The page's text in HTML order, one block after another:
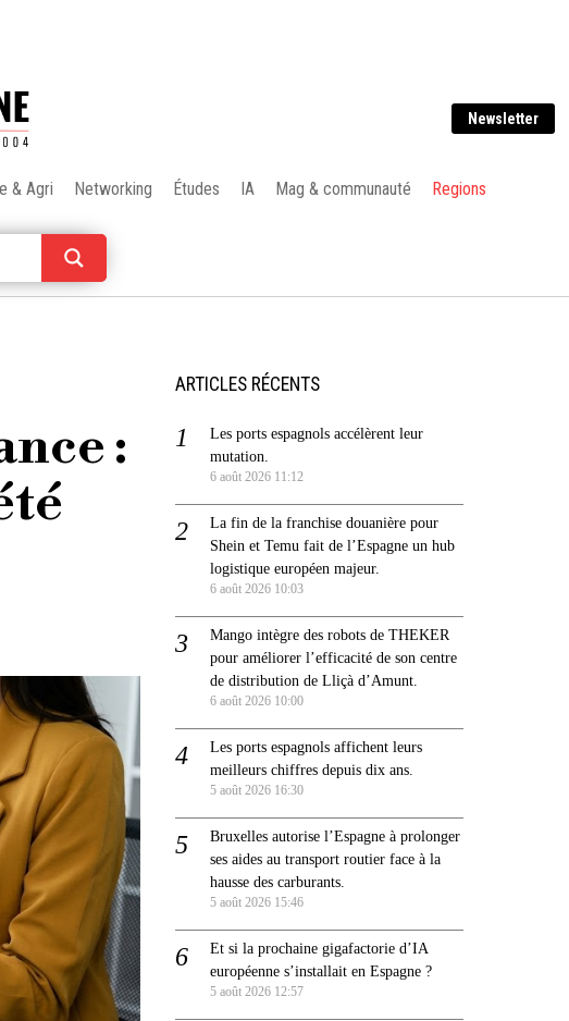
Newsletter
& Agri Networking Études IA Mag & communauté Regions
:
ARTICLES RÉCENTS
Les ports espagnols accélèrent leur
mutation.
6 août 2026 11:12
La fin de la franchise douanière pour
Shein et Temu fait de l’Espagne un hub
logistique européen majeur.
6 août 2026 10:03
Mango intègre des robots de THEKER
pour améliorer l’efficacité de son centre
de distribution de Lliçà d’Amunt.
6 août 2026 10:00
Les ports espagnols affichent leurs
meilleurs chiffres depuis dix ans.
5 août 2026 16:30
Bruxelles autorise l’Espagne à prolonger
ses aides au transport routier face à la
hausse des carburants.
5 août 2026 15:46
Et si la prochaine gigafactorie d’IA
européenne s’installait en Espagne ?
5 août 2026 12:57